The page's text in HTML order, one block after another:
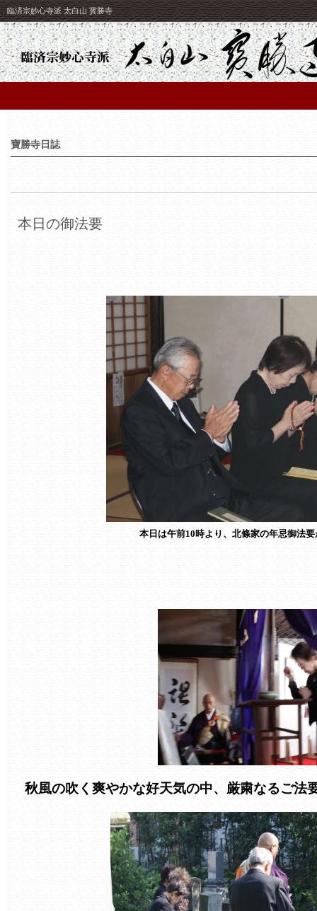
臨済宗妙心寺派 太白山 寳勝寺
寶勝寺日誌
本日の御法要
本日は午前10時より、北條家の年忌御法
秋風の吹く爽やかな好天気の中、厳粛なるご法